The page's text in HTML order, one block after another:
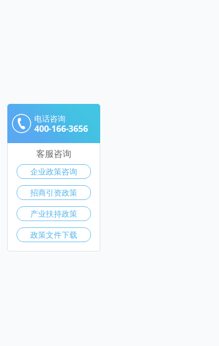
电话咨询
400-166-3656
客服咨询
企业政策咨询
招商引资政策
产业扶持政策
政策文件下载